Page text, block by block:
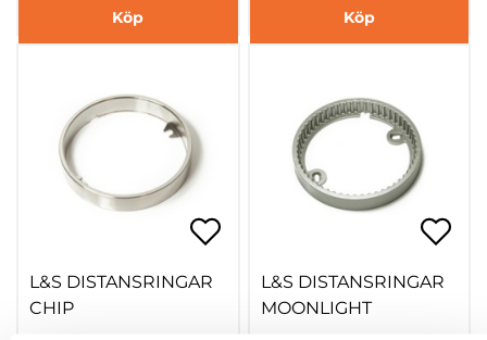
Köp Köp
L&S DISTANSRINGAR
CHIP
L&S DISTANSRINGAR
MOONLIGHT